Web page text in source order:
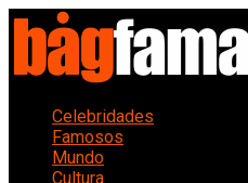
Celebridades
Famosos
Mundo
Cultura